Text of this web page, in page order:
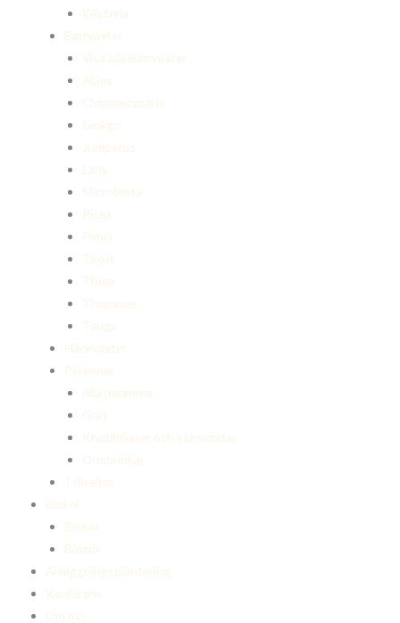
Wisteria
Barrväxter
Visa alla Barrväxter
Abies
Chamaecyparis
Ginkgo
Juniperus
Larix
Microbiota
Picea
Pinus
Taxus
Thuja
Thujopsis
Tsuga
Häckväxter
Perenner
Alla perenner
Gräs
Kryddväxter och köksväxter
Ormbunkar
Tillbehör
Biokol
Biokol
Biomix
Anläggningsplantering
Konferens
Om oss